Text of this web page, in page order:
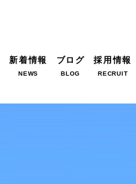
新着情報
NEWS
ブログ
BLOG
採用情報
RECRUIT